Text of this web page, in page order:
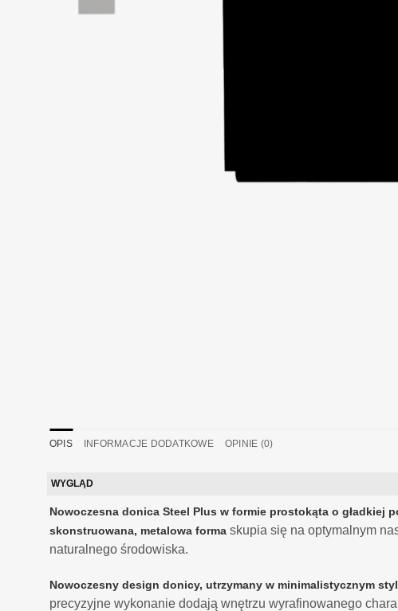
OPIS INFORMACJE DODATKOWE OPINIE (0)
WYGLĄD
Nowoczesna donica Steel Plus w formie prostokąta o gładkiej
skonstruowana, metalowa forma skupia się na optymalnym
naturalnego środowiska.
Nowoczesny design donicy, utrzymany w minimalistycznym
precyzyjne wykonanie dodają wnętrzu wyrafinowanego